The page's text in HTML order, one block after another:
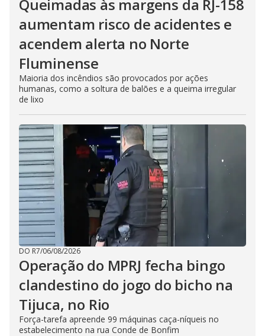
Queimadas às margens da RJ-158
aumentam risco de acidentes e
acendem alerta no Norte
Fluminense
Maioria dos incêndios são provocados por ações
humanas, como a soltura de balões e a queima irregular
de lixo
DO R7/06/08/2026
Operação do MPRJ fecha bingo
clandestino do jogo do bicho na
Tijuca, no Rio
Força-tarefa apreende 99 máquinas caça-níqueis no
estabelecimento na rua Conde de Bonfim